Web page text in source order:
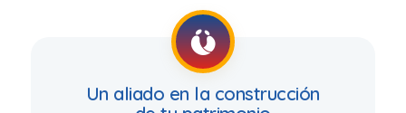
Un aliado en la construcción